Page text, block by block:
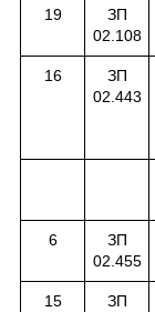
19
ЗП
02.108
16
ЗП
02.443
6
ЗП
02.455
15
ЗП